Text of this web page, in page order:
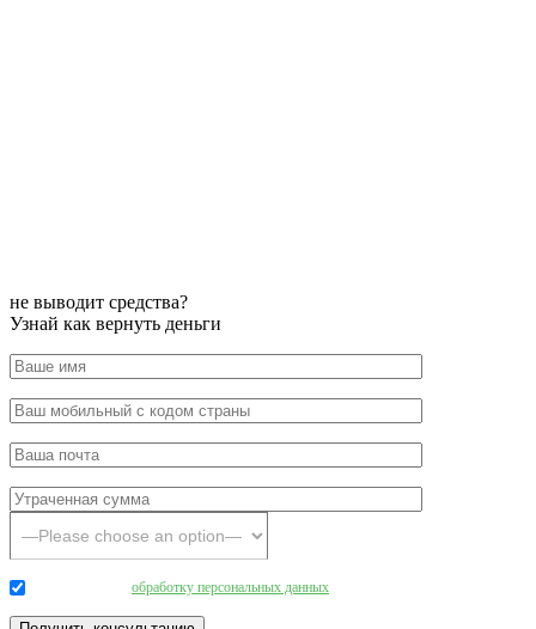
не выводит средства?
Узнай как вернуть деньги
обработку персональных данных